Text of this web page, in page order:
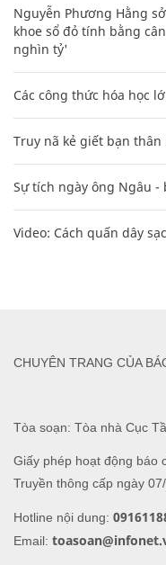
Nguyễn Phương Hằng
khoe sổ đỏ tính bằng
nghìn tỷ'
Các công thức hóa học
Truy nã kẻ giết bạn
Sự tích ngày ông Ngâu
Video: Cách quấn dây
Tòa soạn: Tòa nhà Cục
Giấy phép hoạt động báo
Truyền thông cấp ngày
Hotline nội dung:
Email:
CHUYÊN TRANG CỦA